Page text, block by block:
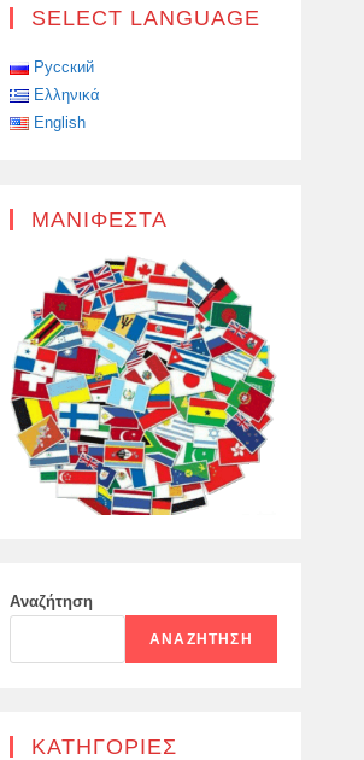
SELECT LANGUAGE
Русский
Ελληνικά
English
ΜΑΝΙΦΈΣΤΑ
Αναζήτηση
ΑΝΑΖΉΤΗΣΗ
KΑΤΗΓΟΡΊΕΣ